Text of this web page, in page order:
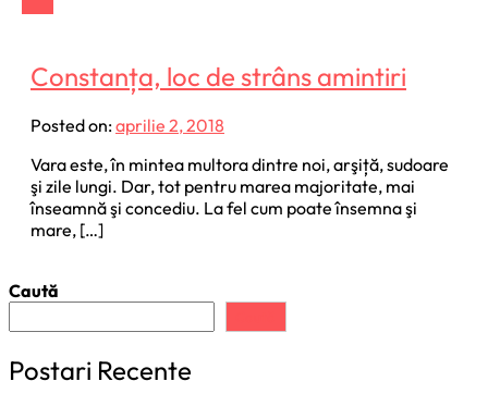
Constanța, loc de strâns amintiri
Posted on:aprilie 2, 2018
Vara este, în mintea multora dintre noi, arşiță, sudoare
şi zile lungi. Dar, tot pentru marea majoritate, mai
înseamnă şi concediu. La fel cum poate însemna şi
mare, […]
Caută
Postari Recente